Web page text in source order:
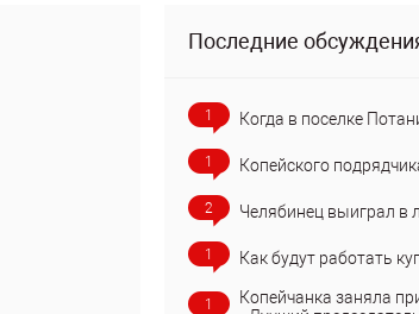
Последние
1 Когда в поселке
1 Копейского
2 Челябинец выиграл в
1 Как будут работать
1
Копейчанка заняла